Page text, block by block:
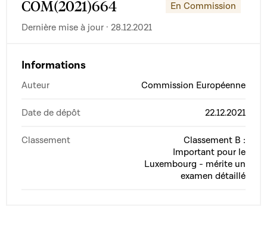
compétitivité élevée et un haut niveau de protection
des consommateurs. Enfin, avec la reconnaissance
dans le cadre prudentiel, cette initiative complète la
stratégie plus large de l'UE pour un système
COM(2021)664
En Commission
Dernière mise à jour · 28.12.2021
Informations
Auteur Commission Européenne
Date de dépôt 22.12.2021
Classement
Classement B :
Important pour le
Luxembourg - mérite un
examen détaillé